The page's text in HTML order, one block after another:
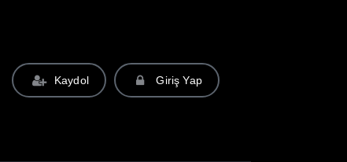
Kaydol Giriş Yap